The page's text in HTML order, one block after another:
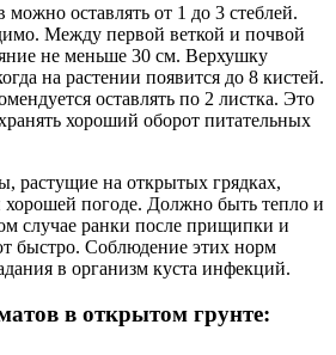
оставлять от 1 до 3 стеблей.
Между первой веткой и почвой
не меньше 30 см. Верхушку
на растении появится до 8 кистей.
оставлять по 2 листка. Это
хороший оборот питательных
растущие на открытых грядках,
хорошей погоде. Должно быть тепло и
случае ранки после прищипки и
быстро. Соблюдение этих норм
в организм куста инфекций.
в открытом грунте: